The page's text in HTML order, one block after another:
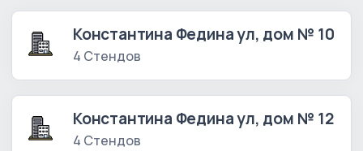
Константина Федина ул, дом № 10
4 Стендов
Константина Федина ул, дом № 12
4 Стендов